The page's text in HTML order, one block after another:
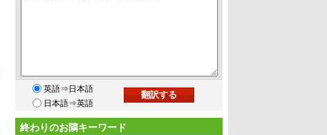
英語⇒日本語
日本語⇒英語
終わりのお隣キーワード